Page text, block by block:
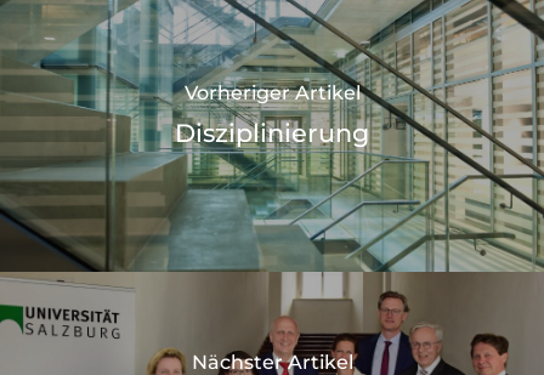
Vorheriger Artikel
Disziplinierung
Nächster Artikel